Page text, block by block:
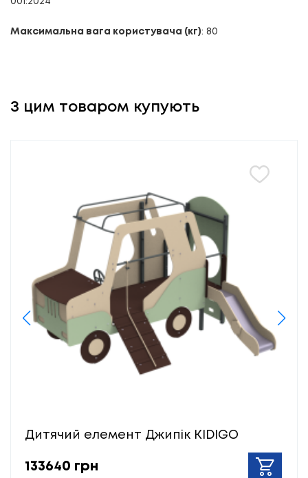
Максимальна вага користувача (кг): 80
З цим товаром купують
Дитячий елемент Джипік KIDIGO
133640 грн